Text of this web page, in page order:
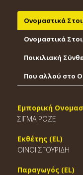
Ονομαστικά
Ονομαστικά
Ποικιλιακή
Που αλλού στο
Εμπορική
ΣΙΓΜΑ ΡΟΖΕ
Εκθέτης (EL)
ΟΙΝΟΙ ΣΓΟΥΡΙΔΗ
Παραγωγός (EL)